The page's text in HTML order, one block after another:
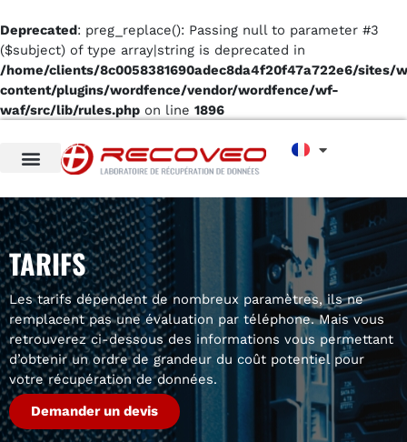
Deprecated: preg_replace(): Passing null to parameter #3
($subject) of type array|string is deprecated in
/home/clients/8c0058381690adec8da4f20f47a722e6/sites/
content/plugins/wordfence/vendor/wordfence/wf-
waf/src/lib/rules.php on line 1896
TARIFS
Les tarifs dépendent de nombreux paramètres, ils ne
remplacent pas une évaluation par téléphone. Mais vous
retrouverez ci-dessous des informations vous permettant
d’obtenir un ordre de grandeur du coût potentiel pour
votre récupération de données.
Demander un devis